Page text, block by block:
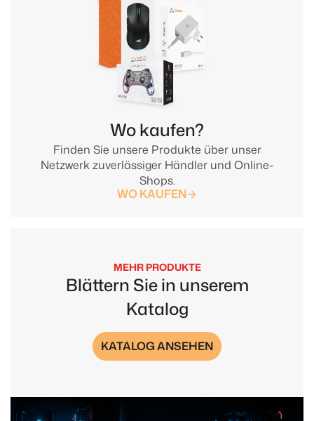
Finden Sie unsere Produkte über unser
Netzwerk zuverlässiger Händler und Online-
Shops.
Wo kaufen?
WO KAUFEN
MEHR PRODUKTE
Blättern Sie in unserem
Katalog
KATALOG ANSEHEN